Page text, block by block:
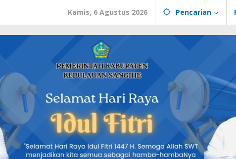
Kamis, 6 Agustus 2026 Pencarian